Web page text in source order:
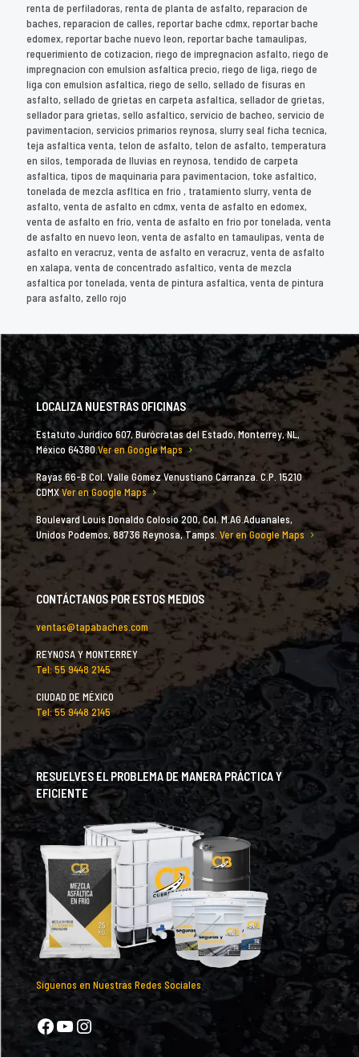
renta de perfiladoras, renta de planta de asfalto, reparacion de
baches, reparacion de calles, reportar bache cdmx, reportar bache
edomex, reportar bache nuevo leon, reportar bache tamaulipas,
requerimiento de cotizacion, riego de impregnacion asfalto, riego de
impregnacion con emulsion asfaltica precio, riego de liga, riego de
liga con emulsion asfaltica, riego de sello, sellado de fisuras en
asfalto, sellado de grietas en carpeta asfaltica, sellador de grietas,
sellador para grietas, sello asfaltico, servicio de bacheo, servicio de
pavimentacion, servicios primarios reynosa, slurry seal ficha tecnica,
teja asfaltica venta, telon de asfalto, telon de asfalto, temperatura
en silos, temporada de lluvias en reynosa, tendido de carpeta
asfaltica, tipos de maquinaria para pavimentacion, toke asfaltico,
tonelada de mezcla asfltica en frio , tratamiento slurry, venta de
asfalto, venta de asfalto en cdmx, venta de asfalto en edomex,
venta de asfalto en frío, venta de asfalto en frio por tonelada, venta
de asfalto en nuevo leon, venta de asfalto en tamaulipas, venta de
asfalto en veracruz, venta de asfalto en veracruz, venta de asfalto
en xalapa, venta de concentrado asfaltico, venta de mezcla
asfaltica por tonelada, venta de pintura asfaltica, venta de pintura
para asfalto, zello rojo
LOCALIZA NUESTRAS OFICINAS
Estatuto Jurídico 607, Burócratas del Estado, Monterrey, NL,
México 64380.Ver en Google Maps
Rayas 66-B Col. Valle Gómez Venustiano Carranza. C.P. 15210
CDMXVer en Google Maps
Boulevard Louis Donaldo Colosio 200, Col. M.AG.Aduanales,
Unidos Podemos, 88736 Reynosa, Tamps. Ver en Google Maps
CONTÁCTANOS POR ESTOS MEDIOS
ventas@tapabaches.com
REYNOSA Y MONTERREY
Tel: 55 9448 2145
CIUDAD DE MÉXICO
Tel: 55 9448 2145
RESUELVES EL PROBLEMA DE MANERA PRÁCTICA Y
EFICIENTE
Síguenos en Nuestras Redes Sociales
Facebook
YouTube
Instagram